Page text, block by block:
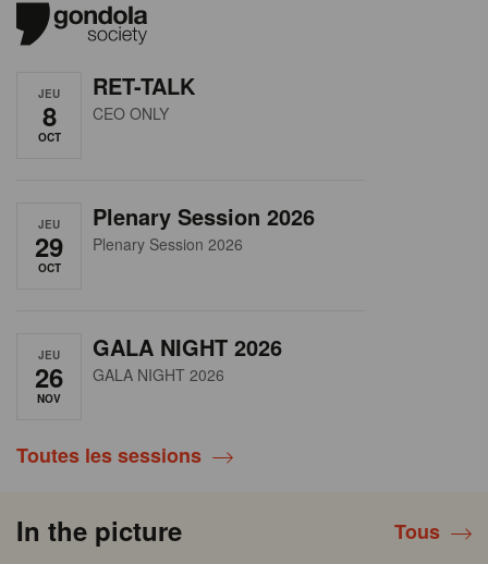
JEU
8
OCT
RET-TALK
CEO ONLY
JEU
29
OCT
Plenary Session 2026
Plenary Session 2026
JEU
26
NOV
GALA NIGHT 2026
GALA NIGHT 2026
Toutes les sessions
In the picture Tous